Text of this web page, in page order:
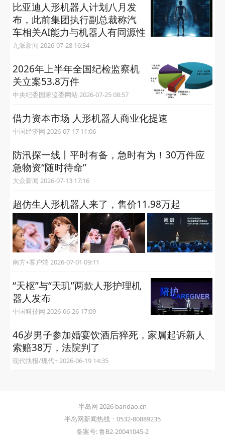
比亚迪人形机器人计划八月发
布，此前集团执行副总裁称汽
车相关AI能力与机器人有同源性
九派新闻 2026-07-28 16:34
2026年上半年全国纪检监察机
关立案53.8万件
中央纪委国家监委网站 2026-07-25 08:57
借力资本市场 人形机器人商业化提速
中国经济网 2026-07-17 11:06
防汛探一线丨平时有备，急时有为！30万件应
急物资“随时待命”
大众新闻 2026-07-13 17:16
超仿生人形机器人来了，售价11.98万起
南方+客户端 2026-07-01 09:11
“天枢”与“天玑”两款人形护理机
器人发布
中国科技网 2026-06-26 17:09
46岁男子参加婚宴饮酒后猝死，家属起诉新人
索赔38万，法院判了
现代快报/现代+ 2026-06-19 14:35
半岛网 2026 bandao.cn
半岛网新闻热线：0532-80889235
备案号: 鲁B2-20041045-2